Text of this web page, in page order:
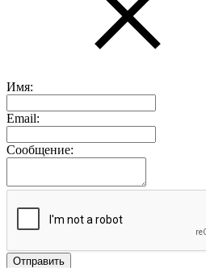
Имя:
Email:
Сообщение: